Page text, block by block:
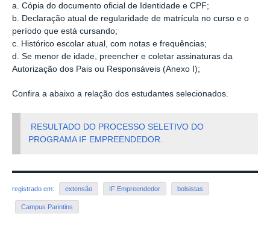
a. Cópia do documento oficial de Identidade e CPF;
b. Declaração atual de regularidade de matrícula no curso e o
período que está cursando;
c. Histórico escolar atual, com notas e frequências;
d. Se menor de idade, preencher e coletar assinaturas da
Autorização dos Pais ou Responsáveis (Anexo I);
Confira a abaixo a relação dos estudantes selecionados.
RESULTADO DO PROCESSO SELETIVO DO
PROGRAMA IF EMPREENDEDOR.
registrado em: extensão IF Empreendedor bolsistas
Campus Parintins